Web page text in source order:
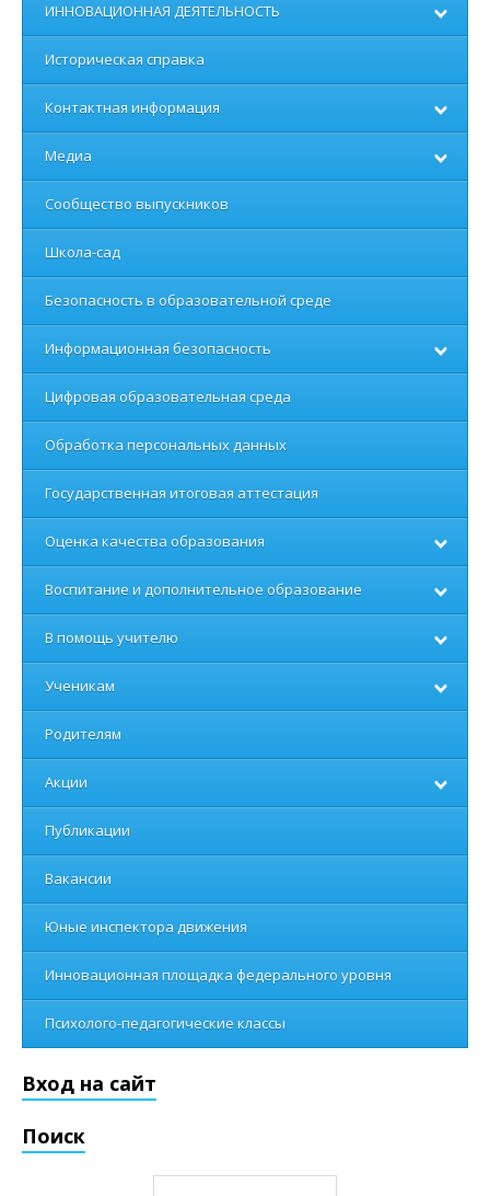
ИННОВАЦИОННАЯ ДЕЯТЕЛЬНОСТЬ
Историческая справка
Контактная информация
Медиа
Сообщество выпускников
Школа-сад
Безопасность в образовательной среде
Информационная безопасность
Цифровая образовательная среда
Обработка персональных данных
Государственная итоговая аттестация
Оценка качества образования
Воспитание и дополнительное образование
В помощь учителю
Ученикам
Родителям
Акции
Публикации
Вакансии
Юные инспектора движения
Инновационная площадка федерального уровня
Психолого-педагогические классы
Вход на сайт
Поиск